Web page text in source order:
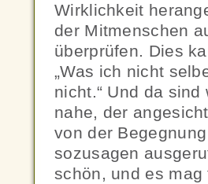
Wirklichkeit
der Mitmenschen
überprüfen. Dies
„Was ich nicht
nicht.“ Und da
nahe, der
von der
sozusagen
schön, und es